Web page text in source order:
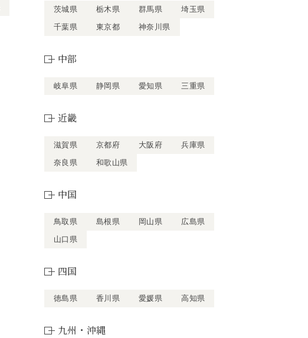
茨城県 栃木県 群馬県
埼玉県
千葉県
東京都 神奈川県
中部
岐阜県 静岡県 愛知県 三重県
近畿
滋賀県 京都府 大阪府
兵庫県
奈良県
和歌山県
中国
鳥取県 島根県 岡山県
広島県
山口県
四国
徳島県 香川県 愛媛県 高知県
九州・沖縄